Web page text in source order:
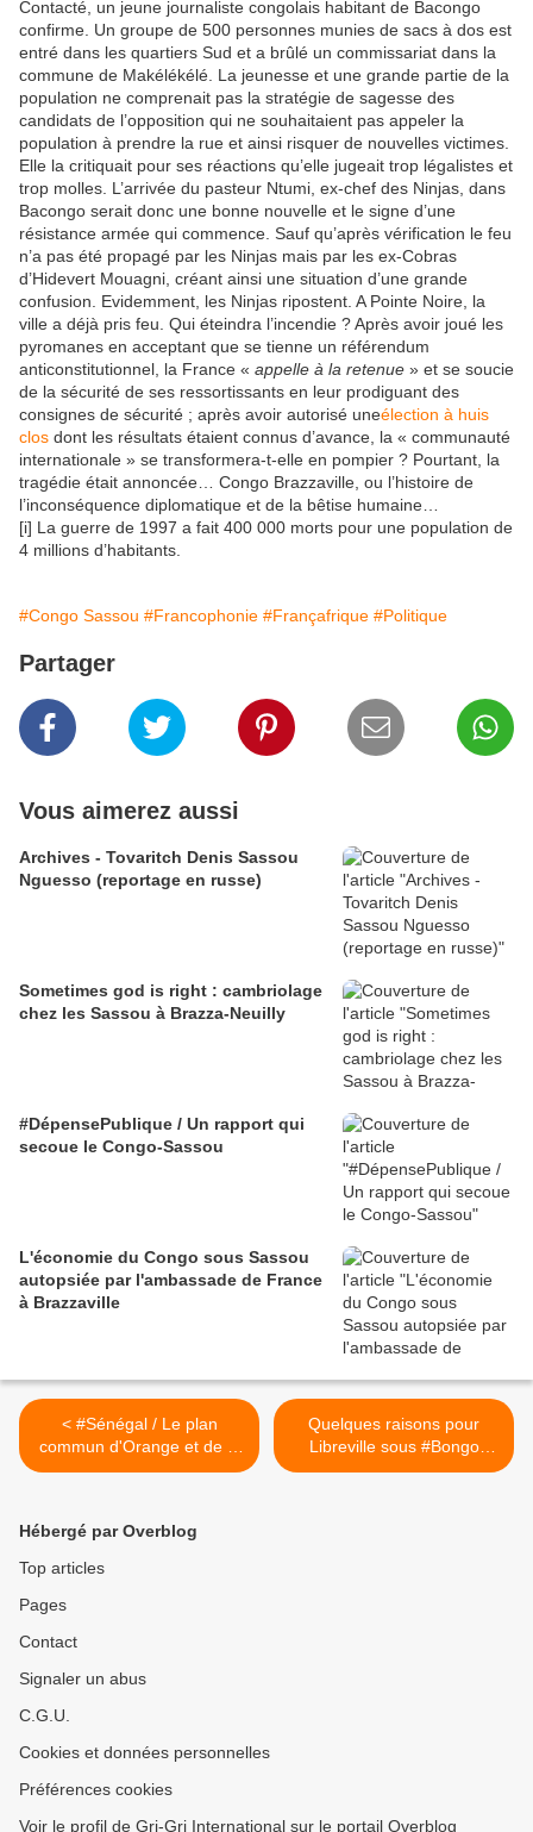
Contacté, un jeune journaliste congolais habitant de Bacongo
confirme. Un groupe de 500 personnes munies de sacs à dos est
entré dans les quartiers Sud et a brûlé un commissariat dans la
commune de Makélékélé. La jeunesse et une grande partie de la
population ne comprenait pas la stratégie de sagesse des
candidats de l’opposition qui ne souhaitaient pas appeler la
population à prendre la rue et ainsi risquer de nouvelles victimes.
Elle la critiquait pour ses réactions qu’elle jugeait trop légalistes et
trop molles. L’arrivée du pasteur Ntumi, ex-chef des Ninjas, dans
Bacongo serait donc une bonne nouvelle et le signe d’une
résistance armée qui commence. Sauf qu’après vérification le feu
n’a pas été propagé par les Ninjas mais par les ex-Cobras
d’Hidevert Mouagni, créant ainsi une situation d’une grande
confusion. Evidemment, les Ninjas ripostent. A Pointe Noire, la
ville a déjà pris feu. Qui éteindra l’incendie ? Après avoir joué les
pyromanes en acceptant que se tienne un référendum
anticonstitutionnel, la France « appelle à la retenue » et se soucie
de la sécurité de ses ressortissants en leur prodiguant des
consignes de sécurité ; après avoir autorisé uneélection à huis
clos dont les résultats étaient connus d’avance, la « communauté
internationale » se transformera-t-elle en pompier ? Pourtant, la
tragédie était annoncée… Congo Brazzaville, ou l’histoire de
l’inconséquence diplomatique et de la bêtise humaine…
[i] La guerre de 1997 a fait 400 000 morts pour une population de
4 millions d’habitants.
#Congo Sassou #Francophonie #Françafrique #Politique
Partager
Vous aimerez aussi
Archives - Tovaritch Denis Sassou
Nguesso (reportage en russe)
Sometimes god is right : cambriolage
chez les Sassou à Brazza-Neuilly
#DépensePublique / Un rapport qui
secoue le Congo-Sassou
L'économie du Congo sous Sassou
autopsiée par l'ambassade de France
à Brazzaville
< #Sénégal / Le plan
commun d'Orange et de la
France pour s'offrir la
Quelques raisons pour
Libreville sous #Bongo
d'envier Malabo sous
Hébergé par Overblog
Top articles
Pages
Contact
Signaler un abus
C.G.U.
Cookies et données personnelles
Préférences cookies
Voir le profil de Gri-Gri International sur le portail Overblog